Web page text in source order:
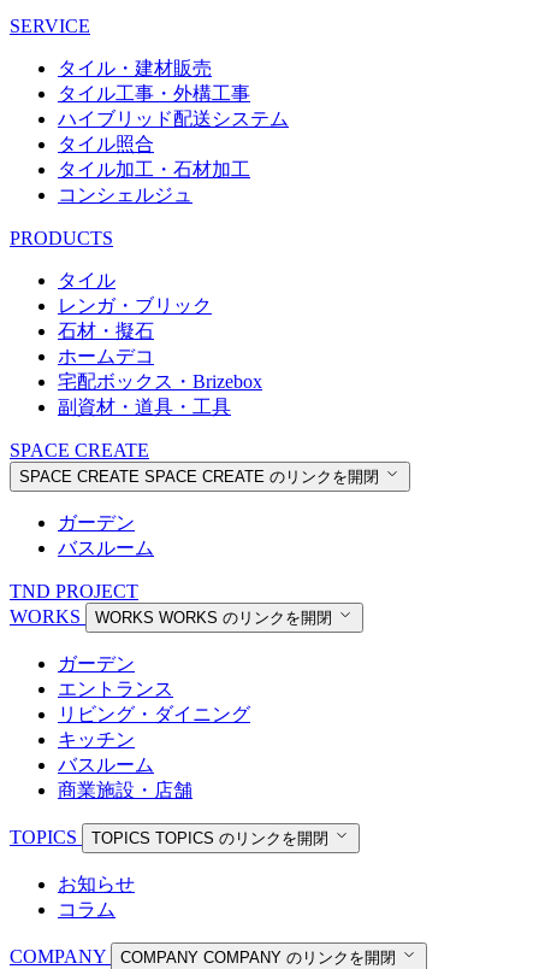
SERVICE
タイル・建材販売
タイル工事・外構工事
ハイブリッド配送システム
タイル照合
タイル加工・石材加工
コンシェルジュ
PRODUCTS
タイル
レンガ・ブリック
石材・擬石
ホームデコ
宅配ボックス・Brizebox
副資材・道具・工具
SPACE CREATE
SPACE CREATE SPACE CREATE のリンクを開閉
ガーデン
バスルーム
TND PROJECT
WORKS
WORKS WORKS のリンクを開閉
ガーデン
エントランス
リビング・ダイニング
キッチン
バスルーム
商業施設・店舗
TOPICS TOPICS TOPICS のリンクを開閉
お知らせ
コラム
COMPANY COMPANY COMPANY のリンクを開閉